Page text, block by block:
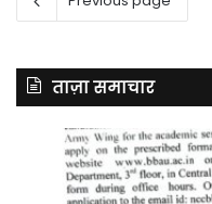
ताज़ा समाचार